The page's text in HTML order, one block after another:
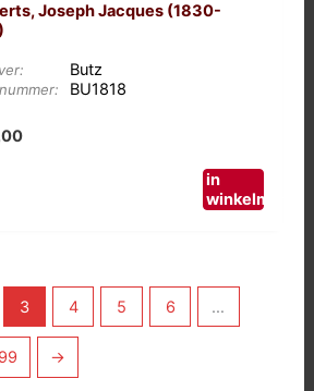
Joseph Jacques (1830-
Butz
BU1818
in
winkelmand
3 4 5 6 …
→